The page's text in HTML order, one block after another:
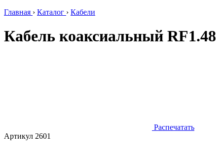
Главная › Каталог › Кабели
Кабель коаксиальный RF1.48
Распечатать
Артикул 2601